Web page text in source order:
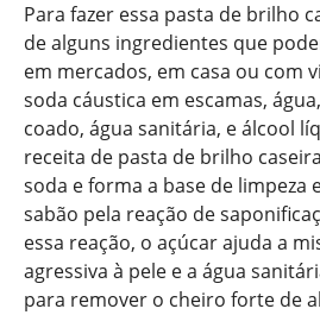
Para fazer essa pasta de brilho
de alguns ingredientes que
em mercados, em casa ou com
soda cáustica em escamas,
coado, água sanitária, e álcool
receita de pasta de brilho
soda e forma a base de limpeza
sabão pela reação de
essa reação, o açúcar ajuda a
agressiva à pele e a água
para remover o cheiro forte de